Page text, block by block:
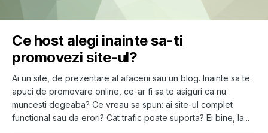
Ce host alegi inainte sa-ti
promovezi site-ul?
Ai un site, de prezentare al afacerii sau un blog. Inainte sa te
apuci de promovare online, ce-ar fi sa te asiguri ca nu
muncesti degeaba? Ce vreau sa spun: ai site-ul complet
functional sau da erori? Cat trafic poate suporta? Ei bine, la...